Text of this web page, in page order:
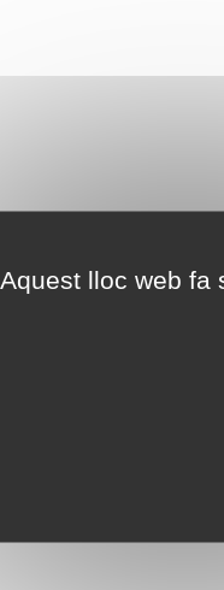
Aquest lloc web fa